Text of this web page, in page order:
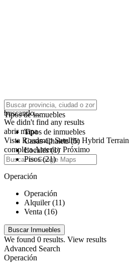
click to enable zoom
buscando...
We didn't find any results
abrir mapa
Vista Roadmap Satellite Hybrid Terrain
completaAnterior Próximo
Tipos de inmuebles
Tipos de inmuebles
Casas-Chalets (5)
Locales (1)
Pisos (21)
Operación
Operación
Alquiler (11)
Venta (16)
We found 0 results. View results
Advanced Search
Operación